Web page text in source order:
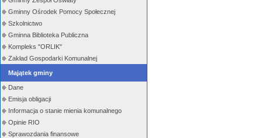
Gminny Ośrodek Pomocy Społecznej
Szkolnictwo
Gminna Biblioteka Publiczna
Kompleks "ORLIK"
Zakład Gospodarki Komunalnej
Majątek gminy
Dane
Emisja obligacji
Informacja o stanie mienia komunalnego
Opinie RIO
Sprawozdania finansowe